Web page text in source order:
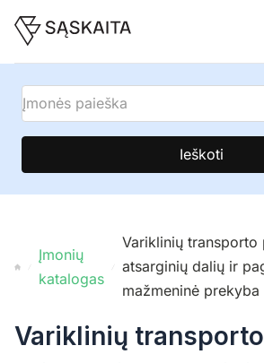
Ieškoti
Įmonių
katalogas
Variklinių transporto
atsarginių dalių ir
mažmeninė prekyba
Variklinių transporto